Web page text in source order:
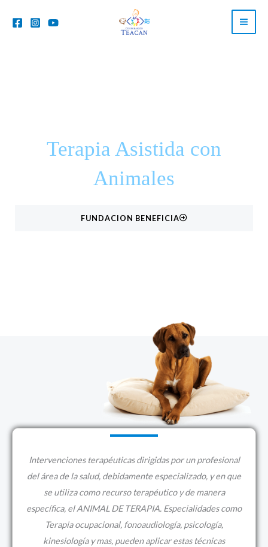
Terapia Asistida con
Animales
FUNDACION BENEFICIA
Intervenciones terapéuticas dirigidas por un profesional
del área de la salud, debidamente especializado, y en que
se utiliza como recurso terapéutico y de manera
específica, el ANIMAL DE TERAPIA. Especialidades como
Terapia ocupacional, fonoaudiología, psicología,
kinesiología y mas, pueden aplicar estas técnicas